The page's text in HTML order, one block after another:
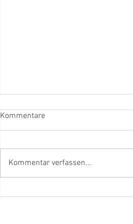
Kommentare
Kommentar verfassen...